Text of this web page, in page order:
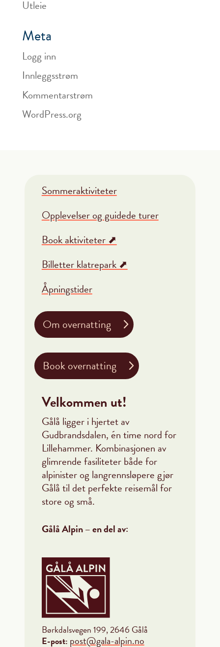
Utleie
Meta
Logg inn
Innleggsstrøm
Kommentarstrøm
WordPress.org
Sommeraktiviteter
Opplevelser og guidede turer
Book aktiviteter ⬈
Billetter klatrepark ⬈
Åpningstider
Om overnatting
Book overnatting
Velkommen ut!
Gålå ligger i hjertet av
Gudbrandsdalen, én time nord for
Lillehammer. Kombinasjonen av
glimrende fasiliteter både for
alpinister og langrennsløpere gjør
Gålå til det perfekte reisemål for
store og små.
Gålå Alpin – en del av:
Børkdalsvegen 199, 2646 Gålå
E-post: post@gala-alpin.no